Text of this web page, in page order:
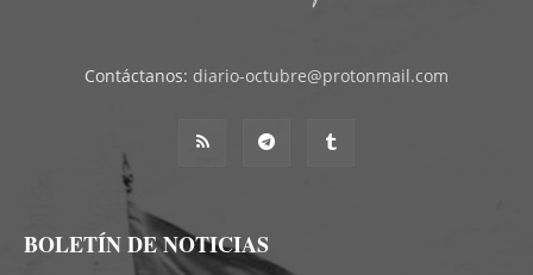
Contáctanos: diario-octubre@protonmail.com
BOLETÍN DE NOTICIAS